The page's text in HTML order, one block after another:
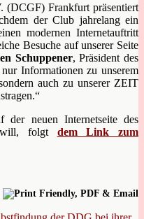
(DCGF) Frankfurt präsentiert
der Club jahrelang ein
modernen Internetauftritt
Besuche auf unserer Seite
Schuppener, Präsident des
Informationen zu unserem
auch zu unserer ZEIT
der neuen Internetseite des
will, folgt dem Link zum